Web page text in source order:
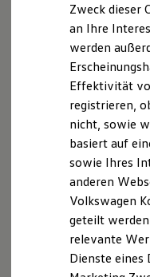
Laden
Laden
Laden
Batterie
Sicherheit
Garantie
Kosten und
E-Auto-
Software und
Die ID.
ID.
Digitale
Was ist
und wer
Ältere Volkswagen
Servicebedarf als
Service ist speziell
entwickelt worden,
bietet Ihnen ein
zeitwertgerechtem
Ersatzteilqualität.
Fachwissen,
Erfahrung genau
decken nahezu alle
Zweck dieser
an Ihre
werden
Effektivität
registrieren,
nicht, sowie
basiert auf
sowie Ihres
anderen
Volkswagen
geteilt
relevante
Dienste eines